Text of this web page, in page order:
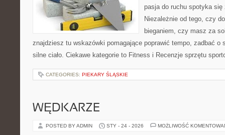
pasja do ruchu spotyka
Niezależnie od tego, czy
bieganiem, czy masz za
znajdziesz tu wskazówki pomagające poprawić tempo, zadbać o
silne ciało. Ciekawe kategorie to Fitness i Recenzje sprzętu
CATEGORIES: PIEKARY ŚLĄSKIE
WĘDKARZE
POSTED BY ADMIN STY - 24 - 2026 MOŻLIWOŚĆ